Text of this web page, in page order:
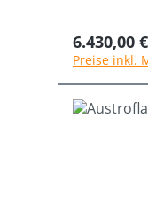
Regulärer
6.430,00 €
Preise inkl.